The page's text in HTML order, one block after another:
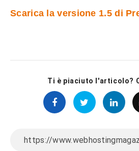
Scarica la versione 1.5 di
Ti è piaciuto l'articolo?